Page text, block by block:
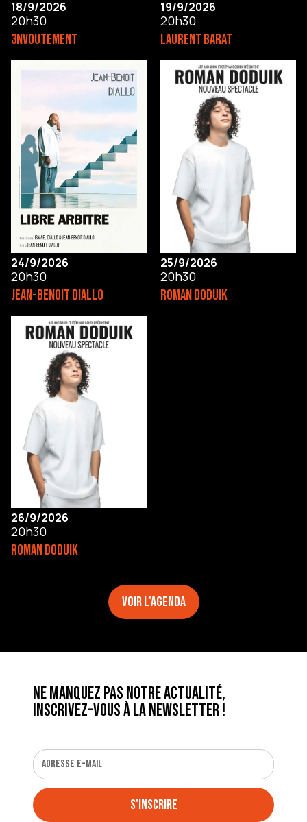
18/9/2026
20h30
3NVOUTEMENT
19/9/2026
20h30
LAURENT BARAT
24/9/2026
20h30
JEAN-BENOIT DIALLO
25/9/2026
20h30
ROMAN DODUIK
26/9/2026
20h30
ROMAN DODUIK
Voir l'agenda
Ne manquez pas notre actualité,
inscrivez-vous à la newsletter !